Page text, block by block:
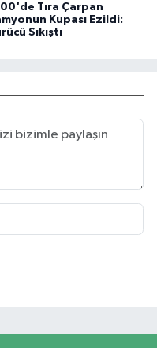
Tıra Çarpan
Kupası Ezildi:
Sıkıştı